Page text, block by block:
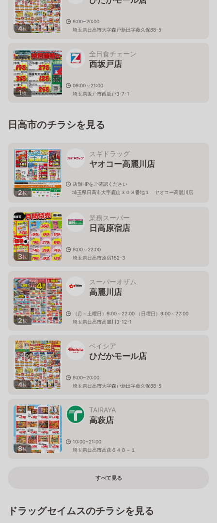
4枚
9:00~20:00
埼玉県日高市大字森戸新田字藤久保88-5
1枚
全日食チェーン
西坂戸店
09:00～21:00
埼玉県坂戸市西坂戸3-7-1
日高市のチラシを見る
2枚
スギドラッグ
ヤオコー高麗川店
店舗HPをご確認ください
埼玉県日高市大字鹿山３０８番地１ ヤオコー高麗川店
２階
3枚
業務スーパー
日高原宿店
9:00～22:00
埼玉県日高市原宿152-3
2枚
スーパーオザム
高麗川店
（月～土曜日）9:00～22:00 （日曜日）9:00～22:00
埼玉県日高市高麗川3-12-1
4枚
ベイシア
ひだかモール店
9:00~20:00
埼玉県日高市大字森戸新田字藤久保88-5
8枚
TAIRAYA
高萩店
10:00~21:00
埼玉県日高市高萩６４８－１
すべて見る
ドラッグセイムスのチラシを見る